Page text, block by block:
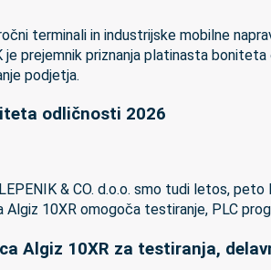
terminali in industrijske mobilne
odličnosti 2026
& CO. d.o.o. smo tudi letos,
Algiz 10XR za testiranja,